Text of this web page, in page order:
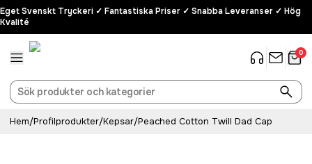
Eget Svenskt Tryckeri ✓ Fantastiska Priser ✓ Snabba Leveranser ✓ Hög
Kvalité
0
Hem/Profilprodukter/Kepsar/Peached Cotton Twill Dad Cap